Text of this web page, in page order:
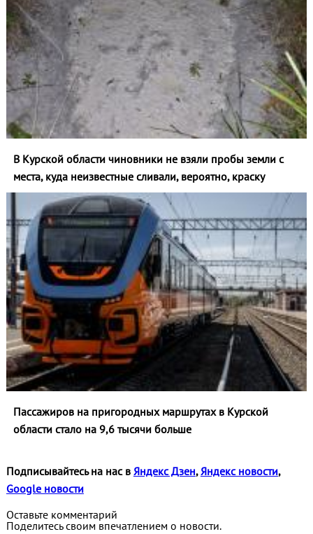
В Курской области чиновники не взяли пробы земли с
места, куда неизвестные сливали, вероятно, краску
Пассажиров на пригородных маршрутах в Курской
области стало на 9,6 тысячи больше
Подписывайтесь на нас в Яндекс Дзен,Яндекс новости,
Google новости
Оставьте комментарий
Поделитесь своим впечатлением о новости.